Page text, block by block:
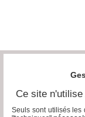
Ce site
Seuls sont utilisés les